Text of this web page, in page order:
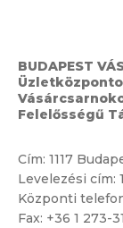
BUDAPEST
Felelősségű
Cím: 1117
Levelezési cím:
Központi
Fax: +36 1 273-